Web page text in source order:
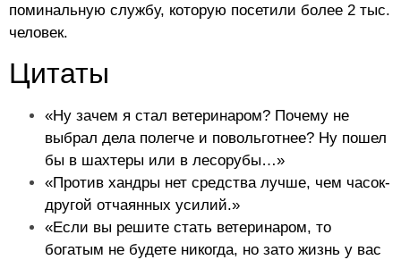
поминальную службу, которую посетили более 2 тыс.
человек.
Цитаты
«Ну зачем я стал ветеринаром? Почему не
выбрал дела полегче и повольготнее? Ну пошел
бы в шахтеры или в лесорубы…»
«Против хандры нет средства лучше, чем часок-
другой отчаянных усилий.»
«Если вы решите стать ветеринаром, то
богатым не будете никогда, но зато жизнь у вас